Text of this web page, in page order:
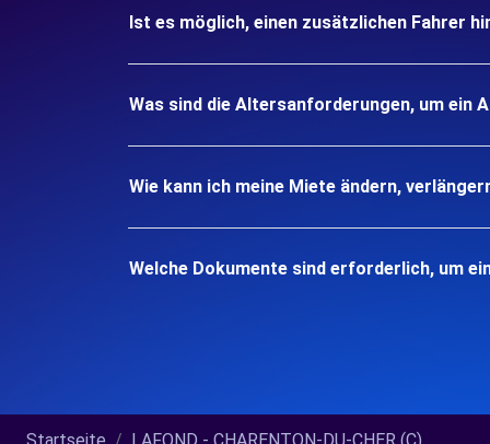
Ist es möglich, einen zusätzlichen Fahrer
Was sind die Altersanforderungen, um ein
Wie kann ich meine Miete ändern,
Welche Dokumente sind erforderlich, um